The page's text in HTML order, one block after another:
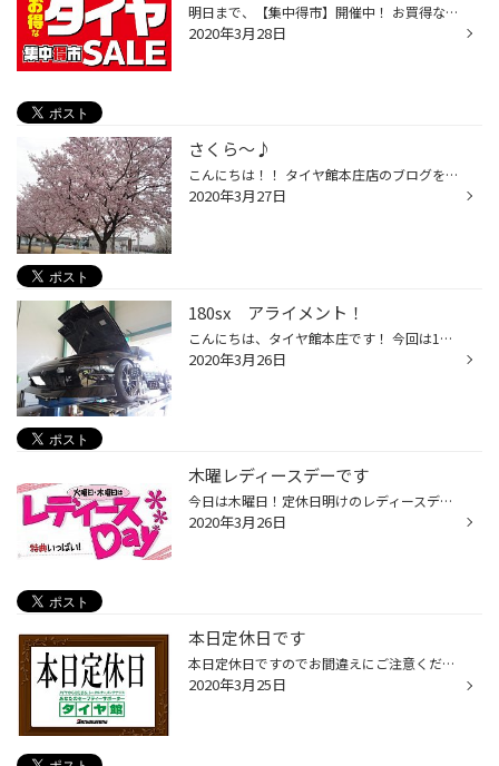
明日まで、【集中得市】開催中！ お買得なタイヤ・アルミホイール・ドライブレコーダーなど 取り揃えております！ また、新商品「プレイズPXⅡシリーズ」発売に伴い、 ≪在庫一掃セール≫として、「PXシリーズ」がお得に・・・！ スタッドレスタイヤからの履き替え時期に タイヤ交換をお考えのお客さん...
2020年3月28日
さくら～♪
こんにちは！！ タイヤ館本庄店のブログをご覧いただき ありがとうございます(*'▽') わたくし事ですが、 昨日、一昨日とお花見してきました☆彡 児玉の千本桜は一昨日も時点では、 まだもうちょいかな～？という感じでした。 昨日は熊谷駅近くにある公園？は とても綺麗でした(*‘ω‘ *)！！！ とても...
2020年3月27日
180sx アライメント！
こんにちは、タイヤ館本庄です！ 今回は180sxのアライメント作業の様子を紹介します！ 180sx 懐かしいお車ですね！ 私は世代ではないですが... 前置きはこのくらいでアライメントですね。このお車は 足回りの部品が交換されているのでフロント側(トー、キャンバー、キャスター)の 3ヵ所、リア側(ト...
2020年3月26日
木曜レディースデーです
今日は木曜日！定休日明けのレディースデーです お車のお手入れにどうぞご来店くださいませ(#^.^#)
2020年3月26日
本日定休日です
本日定休日ですのでお間違えにご注意くださいませm(_ _)m
2020年3月25日